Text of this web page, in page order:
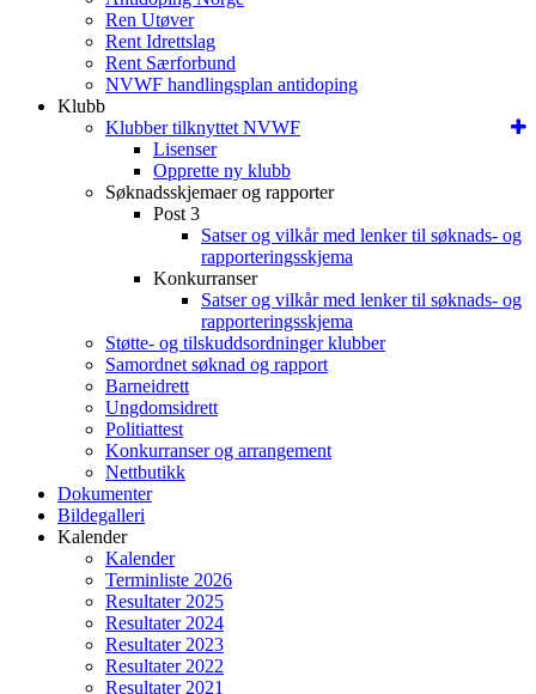
Ren Utøver
Rent Idrettslag
Rent Særforbund
NVWF handlingsplan antidoping
Klubb
Klubber tilknyttet NVWF
Lisenser
Opprette ny klubb
Søknadsskjemaer og rapporter
Post 3
Satser og vilkår med lenker til søknads- og
rapporteringsskjema
Konkurranser
Satser og vilkår med lenker til søknads- og
rapporteringsskjema
Støtte- og tilskuddsordninger klubber
Samordnet søknad og rapport
Barneidrett
Ungdomsidrett
Politiattest
Konkurranser og arrangement
Nettbutikk
Dokumenter
Bildegalleri
Kalender
Kalender
Terminliste 2026
Resultater 2025
Resultater 2024
Resultater 2023
Resultater 2022
Resultater 2021